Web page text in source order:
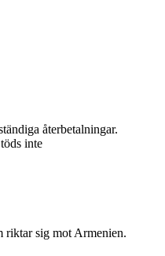
återbetalningar.
inte
riktar sig mot Armenien.